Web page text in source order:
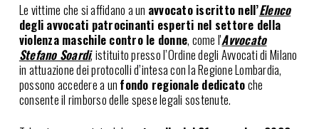
Le vittime che si affidano a un avvocato iscritto nell’Elenco
degli avvocati patrocinanti esperti nel settore della
violenza maschile contro le donne, come l'Avvocato
Stefano Soardi, istituito presso l’Ordine degli Avvocati di Milano
in attuazione dei protocolli d’intesa con la Regione Lombardia,
possono accedere a un fondo regionale dedicatoche
consente il rimborso delle spese legali sostenute.